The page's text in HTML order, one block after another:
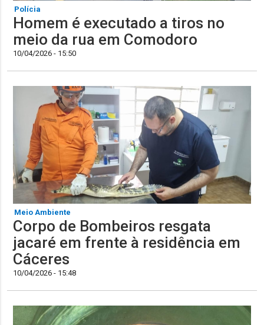
Polícia
Homem é executado a tiros no
meio da rua em Comodoro
10/04/2026 - 15:50
Meio Ambiente
Corpo de Bombeiros resgata
jacaré em frente à residência em
Cáceres
10/04/2026 - 15:48